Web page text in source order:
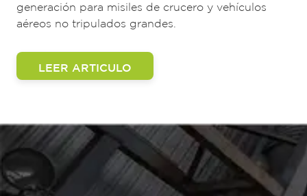
generación para misiles de crucero y vehículos
aéreos no tripulados grandes.
LEER ARTICULO